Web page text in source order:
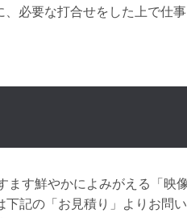
、必要な打合せをした上で仕
す鮮やかによみがえる「映
記の「お見積り」よりお問い